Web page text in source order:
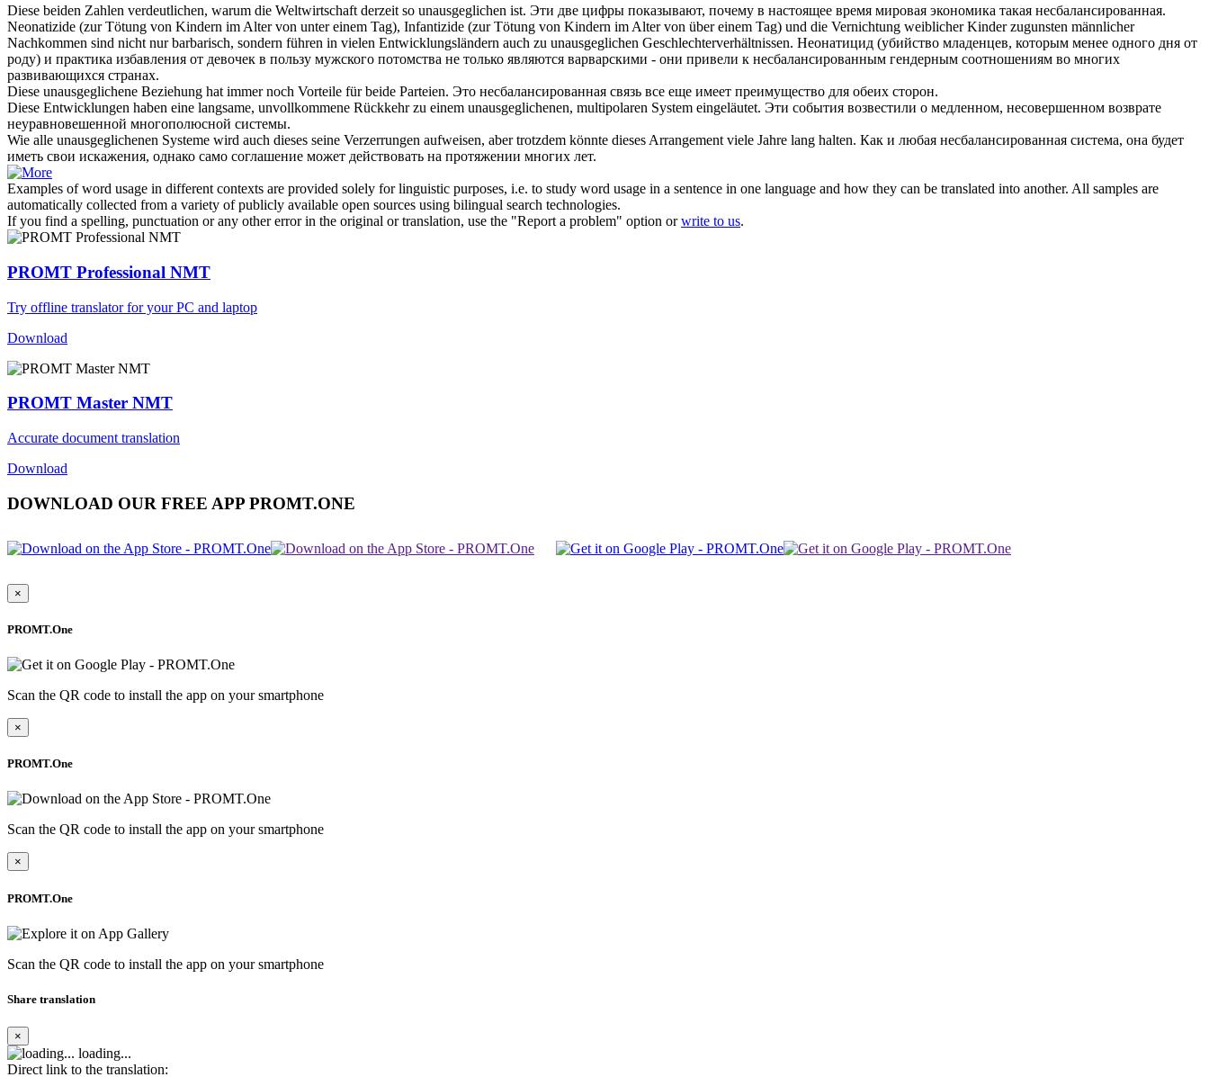
Diese beiden Zahlen verdeutlichen, warum die Weltwirtschaft derzeit so unausgeglichen ist. Эти две цифры показывают, почему в настоящее время мировая экономика такая несбалансированная.
Neonatizide (zur Tötung von Kindern im Alter von unter einem Tag), Infantizide (zur Tötung von Kindern im Alter von über einem Tag) und die Vernichtung weiblicher Kinder zugunsten männlicher
Nachkommen sind nicht nur barbarisch, sondern führen in vielen Entwicklungsländern auch zu unausgeglichen Geschlechterverhältnissen. Неонатицид (убийство младенцев, которым менее одного дня от
роду) и практика избавления от девочек в пользу мужского потомства не только являются варварскими - они привели к несбалансированным гендерным соотношениям во многих
развивающихся странах.
Diese unausgeglichene Beziehung hat immer noch Vorteile für beide Parteien. Это несбалансированная связь все еще имеет преимущество для обеих сторон.
Diese Entwicklungen haben eine langsame, unvollkommene Rückkehr zu einem unausgeglichenen, multipolaren System eingeläutet. Эти события возвестили о медленном, несовершенном возврате
неуравновешенной многополюсной системы.
Wie alle unausgeglichenen Systeme wird auch dieses seine Verzerrungen aufweisen, aber trotzdem könnte dieses Arrangement viele Jahre lang halten. Как и любая несбалансированная система, она будет
иметь свои искажения, однако само соглашение может действовать на протяжении многих лет.
Examples of word usage in different contexts are provided solely for linguistic purposes, i.e. to study word usage in a sentence in one language and how they can be translated into another. All samples are
automatically collected from a variety of publicly available open sources using bilingual search technologies.
If you find a spelling, punctuation or any other error in the original or translation, use the "Report a problem" option orwrite to us.
PROMT Professional NMT
Try offline translator for your PC and laptop
Download
PROMT Master NMT
Accurate document translation
Download
DOWNLOAD OUR FREE APP PROMT.ONE
×
PROMT.One
Scan the QR code to install the app on your smartphone
×
PROMT.One
Scan the QR code to install the app on your smartphone
×
PROMT.One
Scan the QR code to install the app on your smartphone
Share translation
×
loading...
Direct link to the translation: